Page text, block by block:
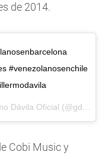
de 2014.
#venezolanosenchile
Dávila Oficial (@gdavilaoficial) el
Cobi Music y